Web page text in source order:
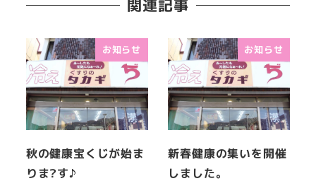
関連記事
お知らせ
秋の健康宝くじが始ま
りま?す♪
お知らせ
新春健康の集いを開催
しました。